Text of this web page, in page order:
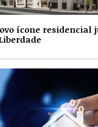
ícone residencial